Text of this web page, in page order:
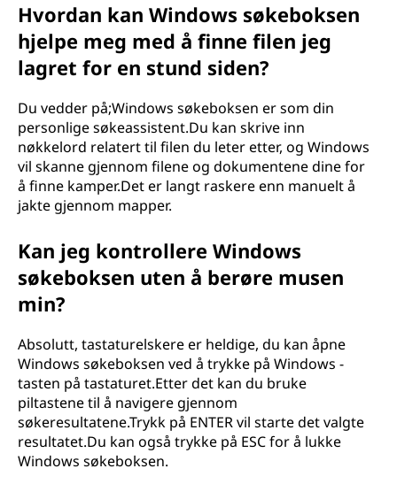
Hvordan kan Windows søkeboksen
hjelpe meg med å finne filen jeg
lagret for en stund siden?
Du vedder på;Windows søkeboksen er som din
personlige søkeassistent.Du kan skrive inn
nøkkelord relatert til filen du leter etter, og Windows
vil skanne gjennom filene og dokumentene dine for
å finne kamper.Det er langt raskere enn manuelt å
jakte gjennom mapper.
Kan jeg kontrollere Windows
søkeboksen uten å berøre musen
min?
Absolutt, tastaturelskere er heldige, du kan åpne
Windows søkeboksen ved å trykke på Windows -
tasten på tastaturet.Etter det kan du bruke
piltastene til å navigere gjennom
søkeresultatene.Trykk på ENTER vil starte det valgte
resultatet.Du kan også trykke på ESC for å lukke
Windows søkeboksen.